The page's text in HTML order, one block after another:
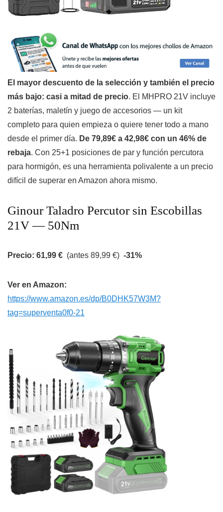
El mayor descuento de la selección y también el precio
más bajo: casi a mitad de precio. El MHPRO 21V incluye
2 baterías, maletín y juego de accesorios — un kit
completo para quien empieza o quiere tener todo a mano
desde el primer día. De 79,89€ a 42,98€ con un 46% de
rebaja. Con 25+1 posiciones de par y función percutora
para hormigón, es una herramienta polivalente a un precio
difícil de superar en Amazon ahora mismo.
Ginour Taladro Percutor sin Escobillas
21V — 50Nm
Precio: 61,99 € (antes 89,99 €) -31%
Ver en Amazon:
https://www.amazon.es/dp/B0DHK57W3M?
tag=superventa0f0-21